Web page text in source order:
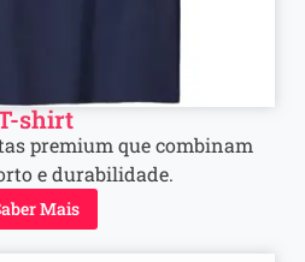
shirt
premium que combinam
e durabilidade.
Mais